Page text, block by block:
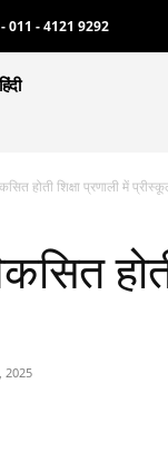
011 - 4121 9292
हिंदी
होती शिक्षा प्रणाली में
2025